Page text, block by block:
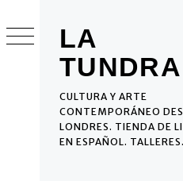
LA
TUNDRA
CULTURA Y ARTE
CONTEMPORÁNEO
LONDRES. TIENDA DE
EN ESPAÑOL. TALLERES.
al
contenido